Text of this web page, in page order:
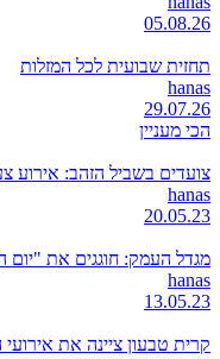
05.08.26
תחזית שבועית לכל המזלות
hanas
29.07.26
הכי מעניין
צועדים בשביל הזהב: אירוע
hanas
20.05.23
מגדל העמק: חוגגים את "יום
hanas
13.05.23
קרית טבעון ציינה את אירועי הזיכרון